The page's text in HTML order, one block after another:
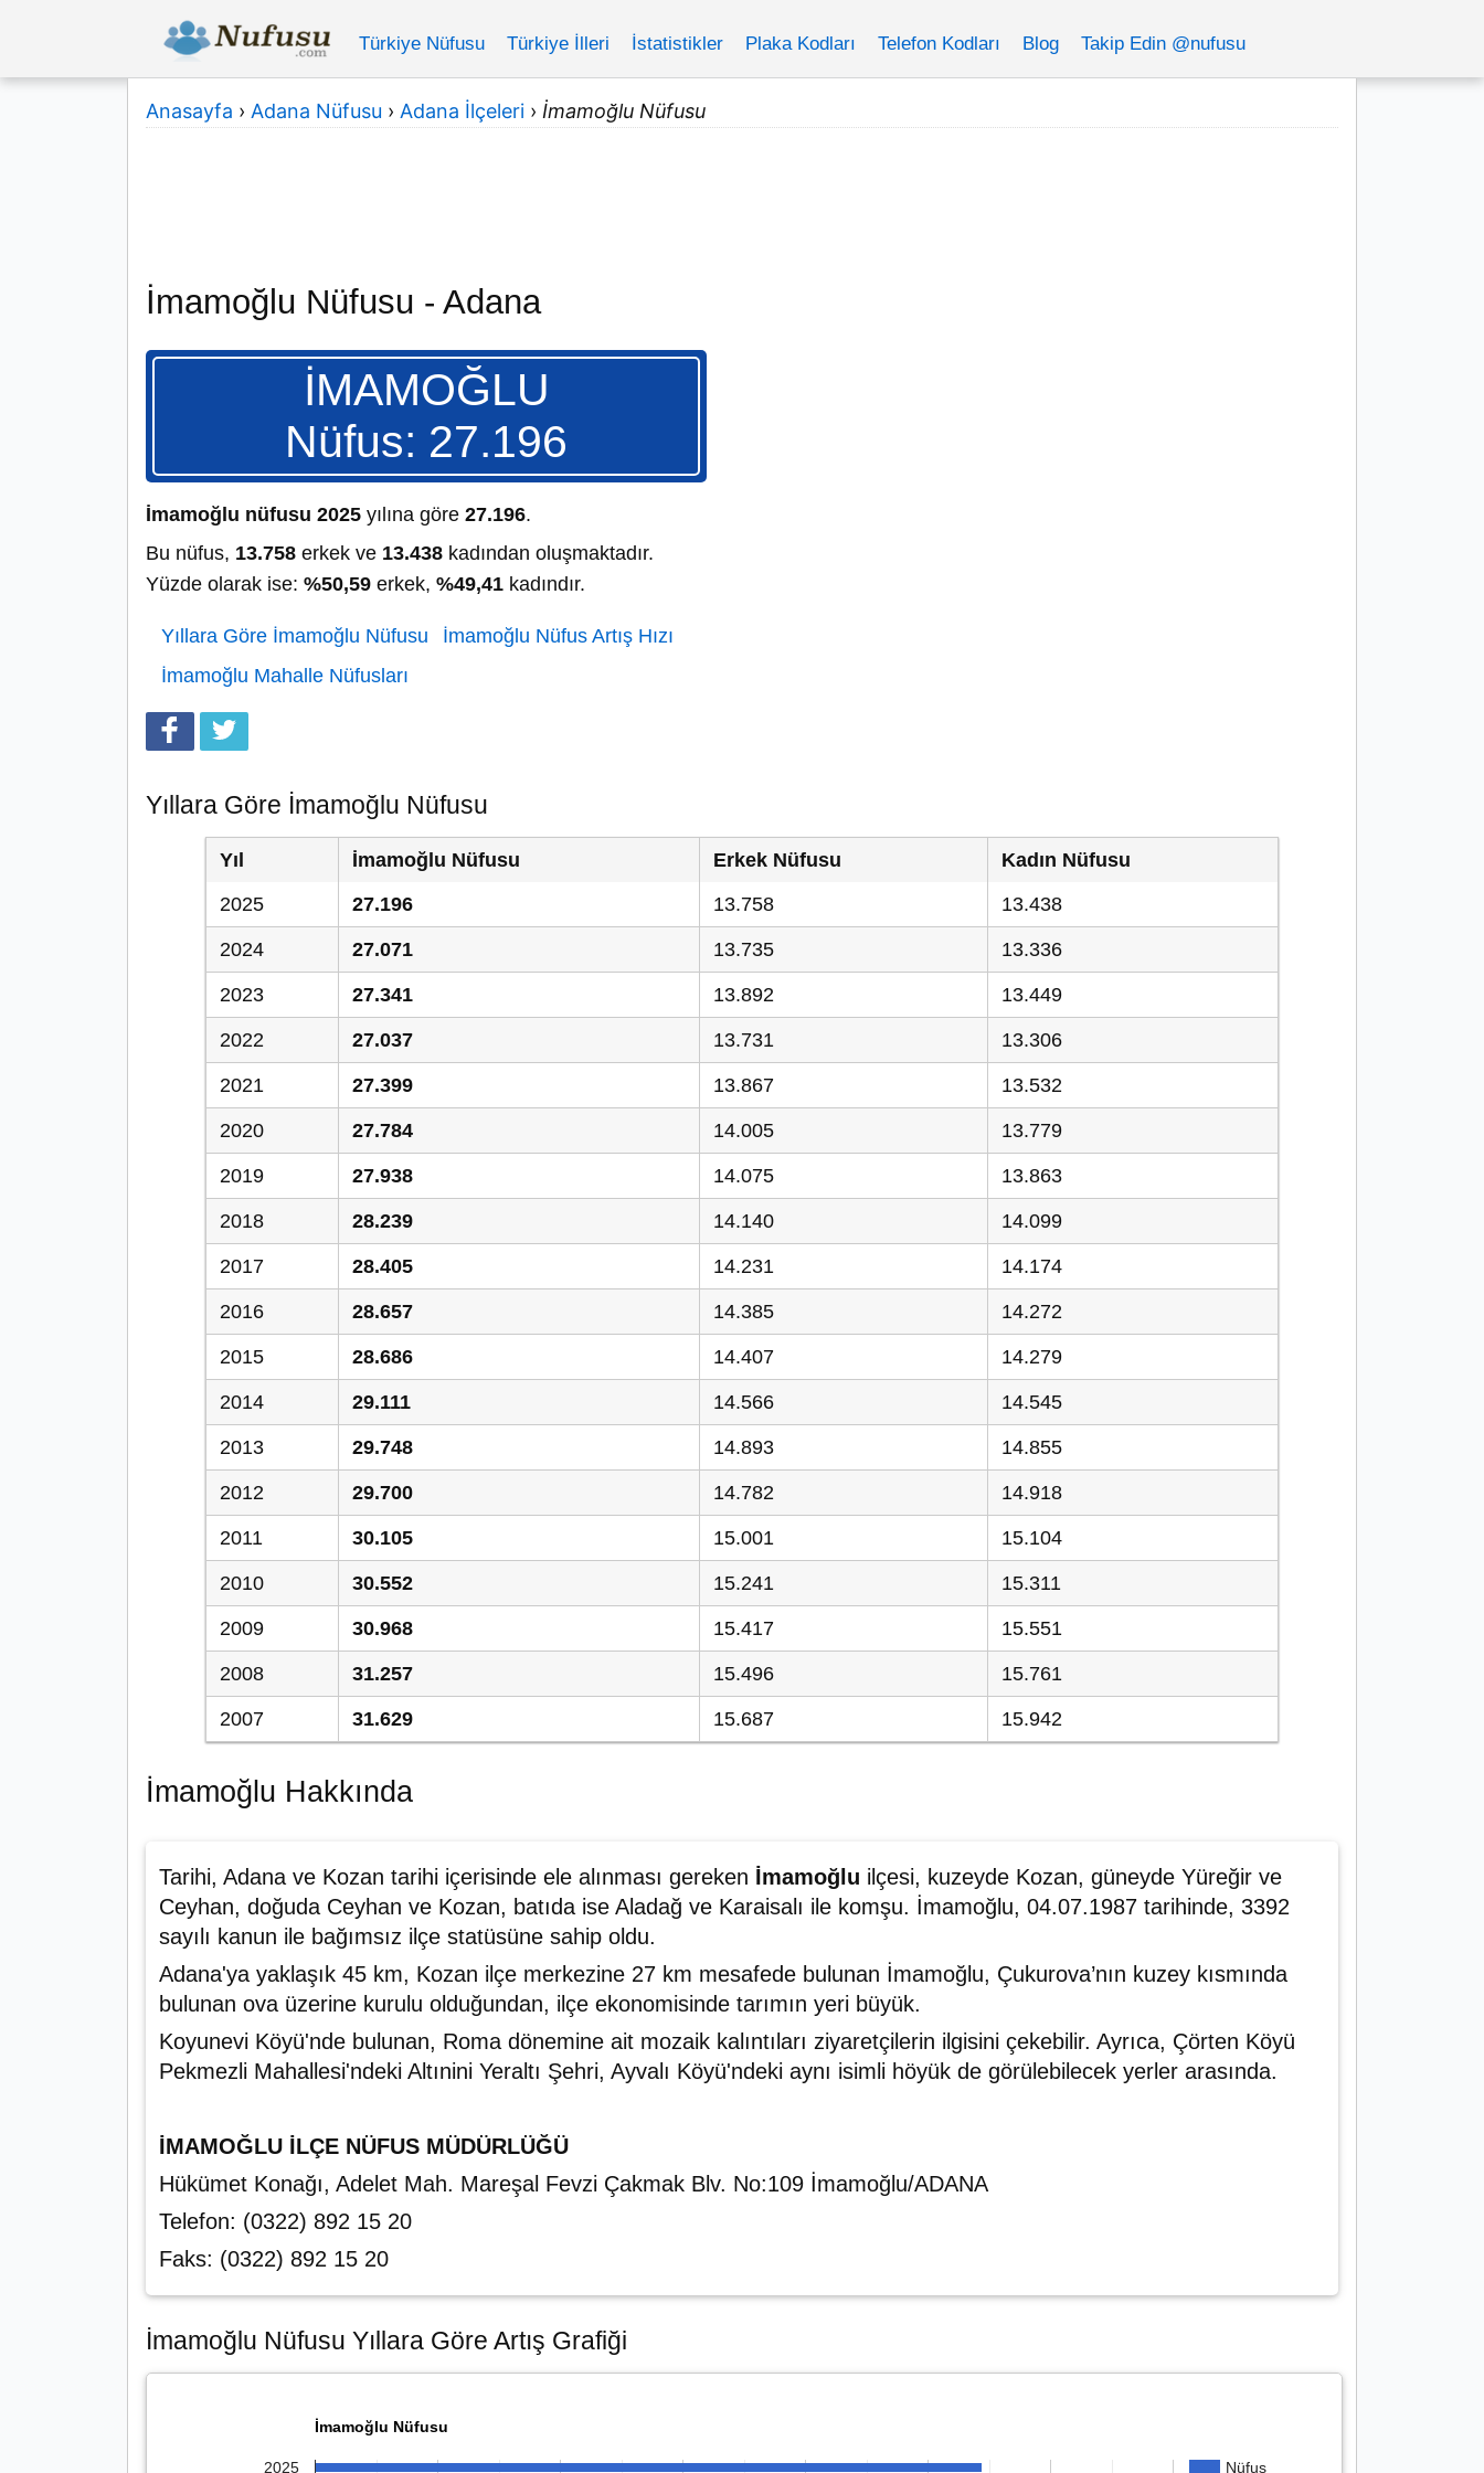
Türkiye Nüfusu Türkiye İlleri İstatistikler Plaka Kodları Telefon Kodları Blog Takip Edin @nufusu
Anasayfa › Adana Nüfusu › Adana İlçeleri › İmamoğlu Nüfusu
İmamoğlu Nüfusu - Adana
İMAMOĞLU
Nüfus: 27.196
İmamoğlu nüfusu 2025 yılına göre 27.196.
Bu nüfus, 13.758 erkek ve 13.438 kadından oluşmaktadır.
Yüzde olarak ise: %50,59 erkek, %49,41 kadındır.
Yıllara Göre İmamoğlu Nüfusu
İmamoğlu Nüfus Artış Hızı
İmamoğlu Mahalle Nüfusları
Yıllara Göre İmamoğlu Nüfusu
Yıl İmamoğlu Nüfusu Erkek Nüfusu
Kadın Nüfusu
2025
27.196 13.758 13.438
2024 27.071 13.735 13.336
2023 27.341 13.892 13.449
2022 27.037 13.731 13.306
2021 27.399 13.867 13.532
2020 27.784 14.005 13.779
2019 27.938 14.075 13.863
2018 28.239 14.140 14.099
2017 28.405 14.231 14.174
2016 28.657 14.385 14.272
2015 28.686 14.407 14.279
2014 29.111 14.566 14.545
2013 29.748 14.893 14.855
2012 29.700 14.782 14.918
2011 30.105 15.001 15.104
2010 30.552 15.241 15.311
2009 30.968 15.417 15.551
2008 31.257 15.496 15.761
2007 31.629 15.687 15.942
İmamoğlu Hakkında
Tarihi, Adana ve Kozan tarihi içerisinde ele alınması gereken İmamoğlu ilçesi, kuzeyde Kozan, güneyde Yüreğir ve
Ceyhan, doğuda Ceyhan ve Kozan, batıda ise Aladağ ve Karaisalı ile komşu. İmamoğlu, 04.07.1987 tarihinde, 3392
sayılı kanun ile bağımsız ilçe statüsüne sahip oldu.
Adana'ya yaklaşık 45 km, Kozan ilçe merkezine 27 km mesafede bulunan İmamoğlu, Çukurova’nın kuzey kısmında
bulunan ova üzerine kurulu olduğundan, ilçe ekonomisinde tarımın yeri büyük.
Koyunevi Köyü'nde bulunan, Roma dönemine ait mozaik kalıntıları ziyaretçilerin ilgisini çekebilir. Ayrıca, Çörten Köyü
Pekmezli Mahallesi'ndeki Altınini Yeraltı Şehri, Ayvalı Köyü'ndeki aynı isimli höyük de görülebilecek yerler arasında.
İMAMOĞLU İLÇE NÜFUS MÜDÜRLÜĞÜ
Hükümet Konağı, Adelet Mah. Mareşal Fevzi Çakmak Blv. No:109 İmamoğlu/ADANA
Telefon: (0322) 892 15 20
Faks: (0322) 892 15 20
İmamoğlu Nüfusu Yıllara Göre Artış Grafiği
İmamoğlu Nüfusu
Nüfus
2025